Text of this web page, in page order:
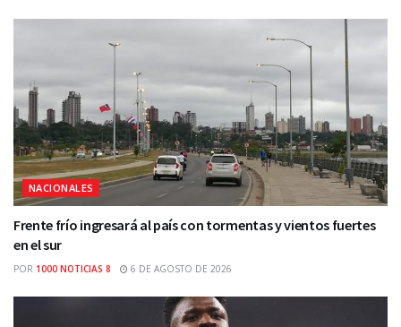
NACIONALES
Frente frío ingresará al país con tormentas y vientos fuertes
en el sur
POR 1000 NOTICIAS 8 6 DE AGOSTO DE 2026